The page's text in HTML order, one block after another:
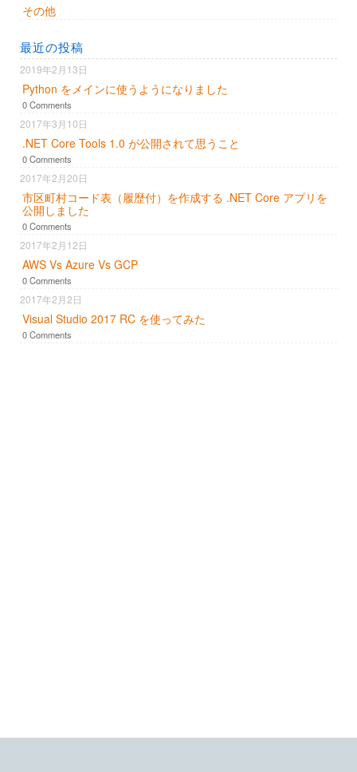
その他
最近の投稿
2019年2月13日
Python をメインに使うようになりました
0 Comments
2017年3月10日
.NET Core Tools 1.0 が公開されて思うこと
0 Comments
2017年2月20日
市区町村コード表（履歴付）を作成する .NET Core アプリを
公開しました
0 Comments
2017年2月12日
AWS Vs Azure Vs GCP
0 Comments
2017年2月2日
Visual Studio 2017 RC を使ってみた
0 Comments